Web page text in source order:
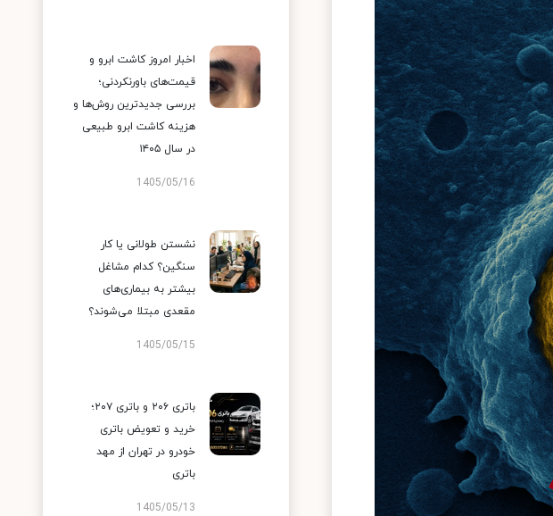
اخبار امروز کاشت ابرو و
قیمت‌های باورنکردنی؛
بررسی جدیدترین روش‌ها و
هزینه کاشت ابرو طبیعی
در سال ۱۴۰۵
1405/05/16
نشستن طولانی یا کار
سنگین؟ کدام مشاغل
بیشتر به بیماری‌های
مقعدی مبتلا می‌شوند؟
1405/05/15
باتری ۲۰۶ و باتری ۲۰۷؛
خرید و تعویض باتری
خودرو در تهران از مهد
باتری
1405/05/13